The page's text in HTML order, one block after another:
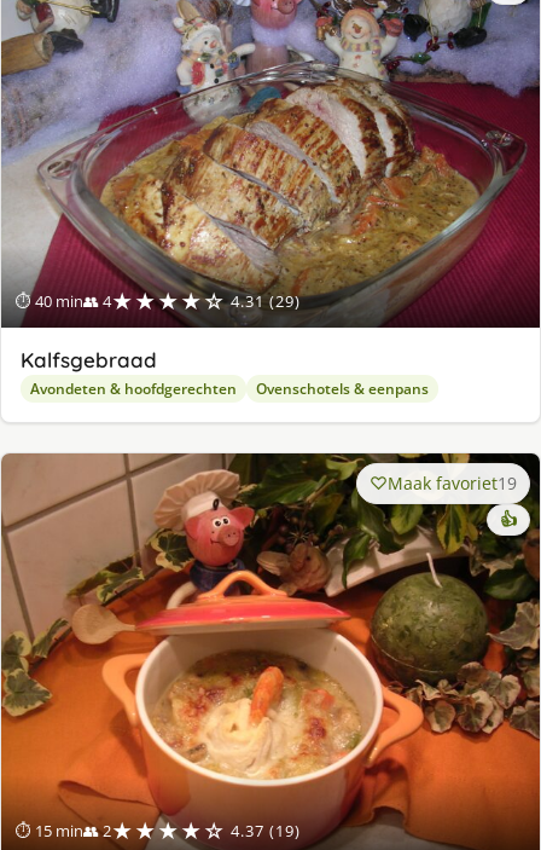
⏱ 40 min👥 4★★★★☆ 4.31 (29)
Kalfsgebraad
Avondeten & hoofdgerechten Ovenschotels & eenpans
⏱ 15 min👥 2★★★★☆ 4.37 (19)
Maak favoriet19
👍